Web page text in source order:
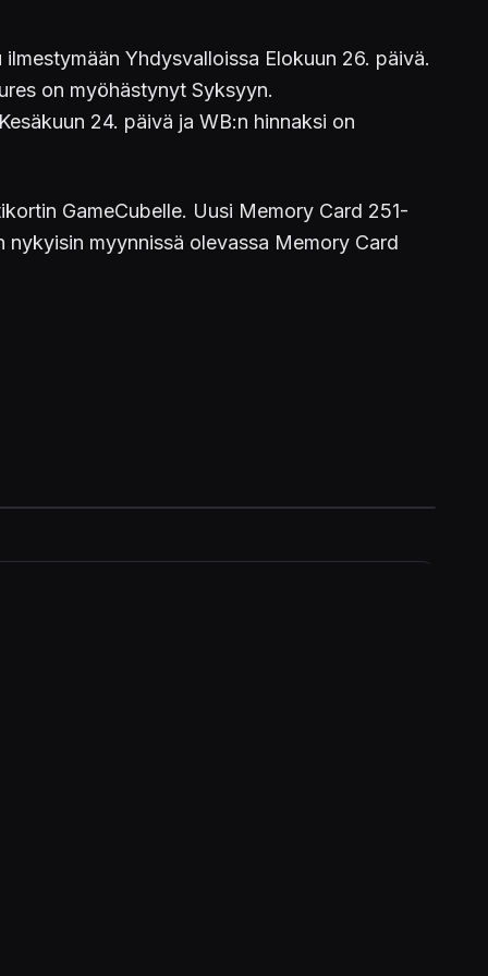
Yhdysvalloissa Elokuun 26. päivä.
on myöhästynyt Syksyyn.
24. päivä ja WB:n hinnaksi on
GameCubelle. Uusi Memory Card 251-
myynnissä olevassa Memory Card